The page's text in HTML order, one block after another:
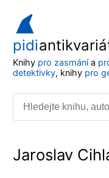
pidi
Knihy pro zasmánía
detektivky, knihy pro
Jaroslav